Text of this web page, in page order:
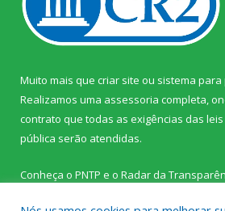
Muito mais que criar site ou sistema
Realizamos uma assessoria completa,
contrato que todas as exigências das
pública serão atendidas.
Conheça o PNTP e o Radar da